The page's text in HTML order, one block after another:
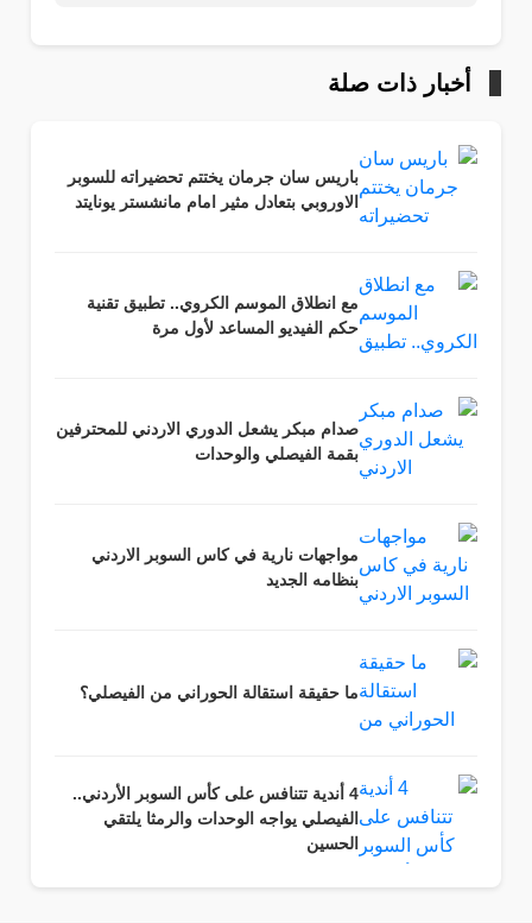
أخبار ذات صلة
باريس سان جرمان يختتم تحضيراته للسوبر
الاوروبي بتعادل مثير امام مانشستر يونايتد
مع انطلاق الموسم الكروي.. تطبيق تقنية
حكم الفيديو المساعد لأول مرة
صدام مبكر يشعل الدوري الاردني للمحترفين
بقمة الفيصلي والوحدات
مواجهات نارية في كاس السوبر الاردني
بنظامه الجديد
ما حقيقة استقالة الحوراني من الفيصلي؟
4 أندية تتنافس على كأس السوبر الأردني..
الفيصلي يواجه الوحدات والرمثا يلتقي
الحسين